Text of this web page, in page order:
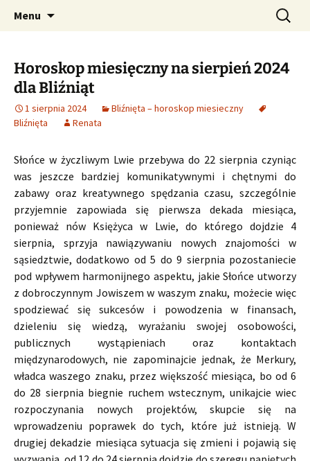
CzaroMarowy horoskop
dzienny, miesięczny i
tygodniowy
Profesjonalne przepowiednie astrologiczne
Menu Szukaj:
Horoskop miesięczny na sierpień 2024
dla Bliźniąt
1 sierpnia 2024
Bliźnięta – horoskop miesieczny
Bliźnięta
Renata
Słońce w życzliwym Lwie przebywa do 22 sierpnia czyniąc
was jeszcze bardziej komunikatywnymi i chętnymi do
zabawy oraz kreatywnego spędzania czasu, szczególnie
przyjemnie zapowiada się pierwsza dekada miesiąca,
ponieważ nów Księżyca w Lwie, do którego dojdzie 4
sierpnia, sprzyja nawiązywaniu nowych znajomości w
sąsiedztwie, dodatkowo od 5 do 9 sierpnia pozostaniecie
pod wpływem harmonijnego aspektu, jakie Słońce utworzy
z dobroczynnym Jowiszem w waszym znaku, możecie więc
spodziewać się sukcesów i powodzenia w finansach,
dzieleniu się wiedzą, wyrażaniu swojej osobowości,
publicznych wystąpieniach oraz kontaktach
międzynarodowych, nie zapominajcie jednak, że Merkury,
władca waszego znaku, przez większość miesiąca, bo od 6
do 28 sierpnia biegnie ruchem wstecznym, unikajcie wiec
rozpoczynania nowych projektów, skupcie się na
wprowadzeniu poprawek do tych, które już istnieją. W
drugiej dekadzie miesiąca sytuacja się zmieni i pojawią się